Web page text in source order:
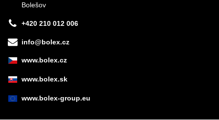
Bolešov
+420 210 012 006
info@bolex.cz
www.bolex.cz
www.bolex.sk
www.bolex-group.eu